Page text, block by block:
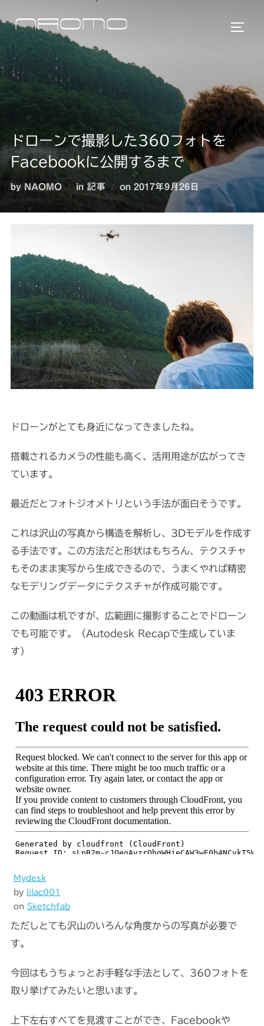
ン
ツ
ス
プ
ドローンで撮影した360フォトを
Facebookに公開するまで
by NAOMO in記事 on 投
稿
2017年9月26日
ドローンがとても身近になってきましたね。
搭載されるカメラの性能も高く、活用用途が広がってき
ています。
最近だとフォトジオメトリという手法が面白そうです。
これは沢山の写真から構造を解析し、3Dモデルを作成す
る手法です。この方法だと形状はもちろん、テクスチャ
もそのまま実写から生成できるので、うまくやれば精密
なモデリングデータにテクスチャが作成可能です。
この動画は机ですが、広範囲に撮影することでドローン
でも可能です。（Autodesk Recapで生成していま
す）
Mydesk
by
lilac001
on Sketchfab
ただしとても沢山のいろんな角度からの写真が必要で
す。
今回はもうちょっとお手軽な手法として、360フォトを
取り挙げてみたいと思います。
上下左右すべてを見渡すことができ、Facebookや